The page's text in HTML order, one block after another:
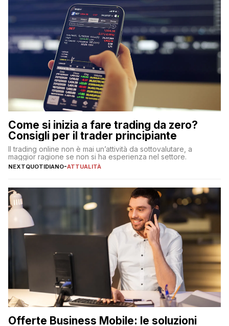
Come si inizia a fare trading da zero?
Consigli per il trader principiante
Il trading online non è mai un’attività da sottovalutare, a
maggior ragione se non si ha esperienza nel settore.
NEXTQUOTIDIANO-ATTUALITÀ
Offerte Business Mobile: le soluzioni